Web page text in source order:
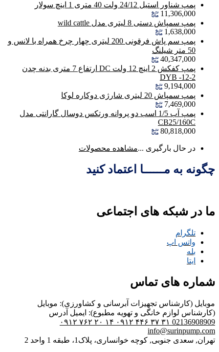
پمپ شناور استیل 24/12 ولت 40 متری 1 اینچ سولار
11,306,000
پمپ سمپاش دستی 8 لیتری مدل wild cattle
1,638,000
پمپ سم پاش فرقونی 200 لیتری چهار چرخ همراه با لانس و
50 متر شیلنگ
40,347,000
پمپ کفکش 2 اینچ 12 ولت DC ارتفاع 7 متری بدنه چدن
DYB -12-2
9,194,000
پمپ سمپاش 20 لیتری شارژی دوکاره لوکا
7,469,000
پمپ آب 1/5 اسب دو پروانه ورتکس دوسال گارانتی مدل
CB25/160C
80,818,000
در حال بارگیری ...مشاهده محصولات
چگونه به مــــــا اعتماد کنید
ما در شبکه های اجتماعی
تلگرام
واتس اپ
بله
ایتا
شماره های تماس
موبایل (کارشناس تجهیزات آبرسانی و کشاورزی): موبایل
(کارشناس لوازم خانگی و تهویه مطبوع): ایمیل آدرس
02136908909 ۰۹۱۲ ۴۴۶ ۳۷ ۳۱ ۰۹۱۲ ۷۶۲ ۲۰ ۱۴
info@surinpump.com
تهران, سعدی جنوبی, کوچه خوانساری، پلاک1، طبقه 1 واحد 2